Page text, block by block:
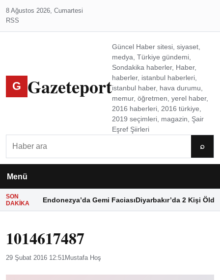
8 Ağustos 2026, Cumartesi
RSS
G Gazeteport
Güncel Haber sitesi, siyaset,
medya, Türkiye gündemi,
Sondakika haberler, Haber,
haberler, istanbul haberleri,
istanbul haber, hava durumu,
memur, öğretmen, yerel haber,
2016 haberleri, 2016 türkiye,
2019 seçimleri, magazin, Şair
Eşref Şiirleri
⌕
Menü
SON
DAKIKA
Endonezya’da Gemi FaciasıDiyarbakır’da 2 Kişi Öldü
1014617487
29 Şubat 2016 12:51Mustafa Hoş